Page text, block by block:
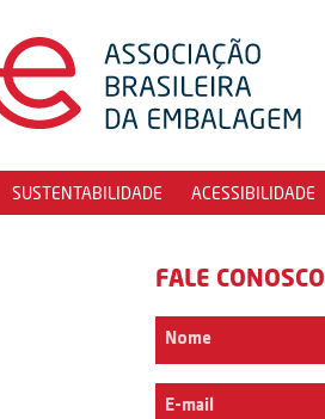
SUSTENTABILIDADE ACESSIBILIDADE
FALE CONOSCO